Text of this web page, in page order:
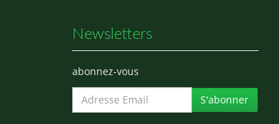
Newsletters
abonnez-vous
S'abonner